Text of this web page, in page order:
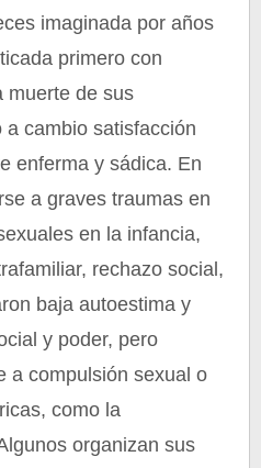
imaginada por años
primero con
muerte de sus
cambio satisfacción
enferma y sádica. En
a graves traumas en
en la infancia,
rechazo social,
baja autoestima y
y poder, pero
a compulsión sexual o
como la
organizan sus